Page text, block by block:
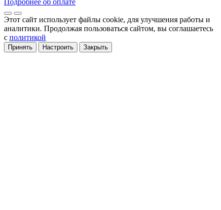
Подробнее об оплате
Этот сайт использует файлы cookie, для улучшения работы и
аналитики. Продолжая пользоваться сайтом, вы соглашаетесь
с политикой
Принять Настроить Закрыть